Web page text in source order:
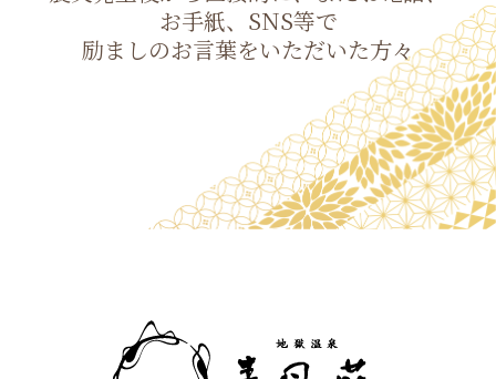
お手紙、SNS等で
励ましのお言葉をいただいた方々